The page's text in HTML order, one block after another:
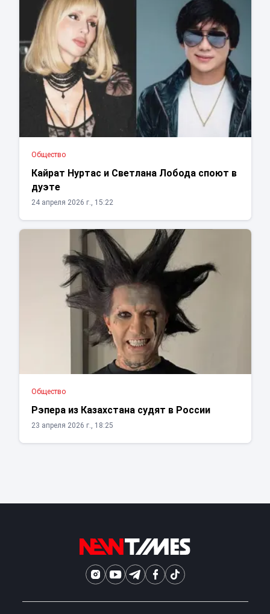
Общество
Кайрат Нуртас и Светлана Лобода споют в
дуэте
24 апреля 2026 г., 15:22
Общество
Рэпера из Казахстана судят в России
23 апреля 2026 г., 18:25